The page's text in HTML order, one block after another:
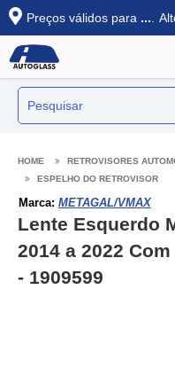
Preços válidos para ...
RETROVISORES
ESPELHO DO RETROVISOR
Marca: METAGAL/VMAX
Lente Esquerdo
2014 a 2022
- 1909599